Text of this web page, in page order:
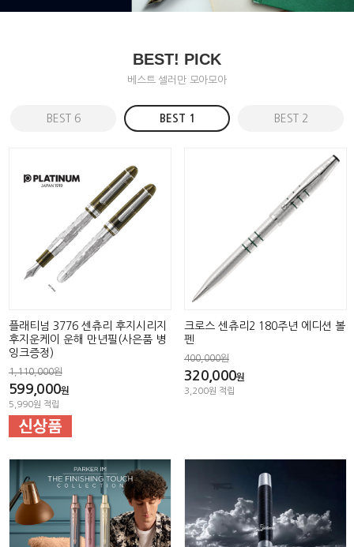
BEST! PICK
베스트 셀러만 모아모아
BEST 6 BEST 1 BEST 2
플래티넘 3776 센츄리 후지시리지
후지운케이 운해 만년필(사은품 병
잉크증정)
1,110,000원
599,000원
5,990원 적립
크로스 센츄리2 180주년 에디션 볼
펜
400,000원
320,000원
3,200원 적립